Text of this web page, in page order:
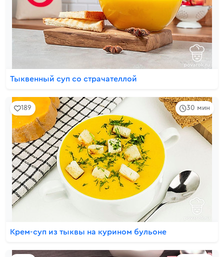
Тыквенный суп со страчателлой
30 мин
189
Крем-суп из тыквы на курином бульоне